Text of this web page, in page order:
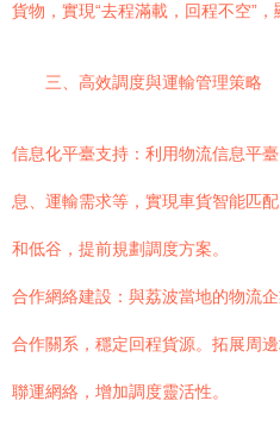
貨物，實現“去程滿載，回程不空”，
三、高效調度與運輸管理策略
信息化平臺支持：利用物流信息平
息、運輸需求等，實現車貨智能匹
和低谷，提前規劃調度方案。
合作網絡建設：與荔波當地的物流
合作關系，穩定回程貨源。拓展周
聯運網絡，增加調度靈活性。